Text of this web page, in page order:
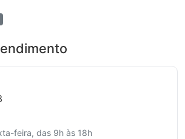
feira, das 9h às 18h